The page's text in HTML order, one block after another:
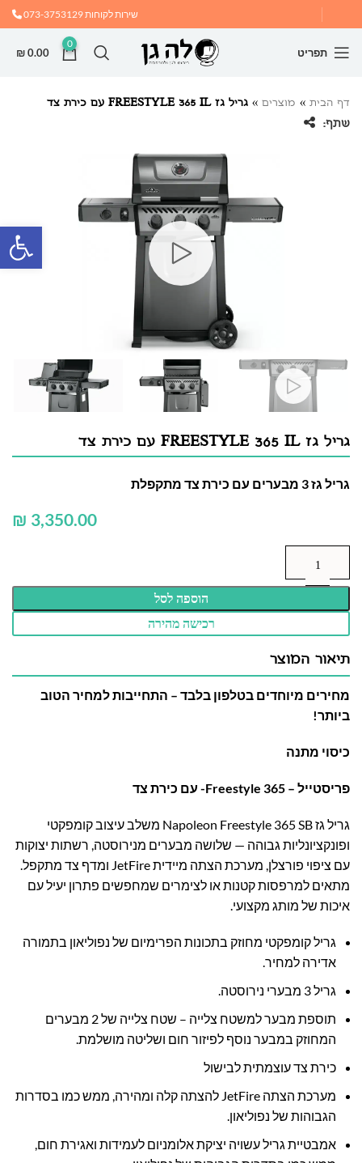
שירות לקוחות073-3753129
תפריט
0
₪0.00
דף הבית » מוצרים » גריל גז FREESTYLE 365 IL עם כירת צד
שתף:
גריל גז FREESTYLE 365 IL עם כירת צד
גריל גז 3 מבערים עם כירת צד מתקפלת
₪
הוספה לסל
רכישה מהירה
תיאור המוצר
מחירים מיוחדים בטלפון בלבד – התחייבות למחיר הטוב
ביותר!
כיסוי מתנה
פריסטייל – 365 Freestyle- עם כירת צד
גריל גז Napoleon Freestyle 365 SB משלב עיצוב קומפקטי
ופונקציונליות גבוהה — שלושה מבערים מנירוסטה, רשתות יצוקות
עם ציפוי פורצלן, מערכת הצתה מיידית JetFire ומדף צד מתקפל.
מתאים למרפסות קטנות או לצימרים שמחפשים פתרון יעיל עם
איכות של מותג מקצועי.
גריל קומפקטי מחוזק בתכונות הפרימיום של נפוליאון בתמורה
אדירה למחיר.
גריל 3 מבערי נירוסטה.
תוספת מבער למשטח צלייה – שטח צלייה של 2 מבערים
המחוזק במבער נוסף לפיזור חום ושליטה מושלמת.
כירת צד עוצמתית לבישול
מערכת הצתה JetFire להצתה קלה ומהירה, ממש כמו בסדרות
הגבוהות של נפוליאון.
אמבטיית גריל עשויה יציקת אלומניום לעמידות ואגירת חום,